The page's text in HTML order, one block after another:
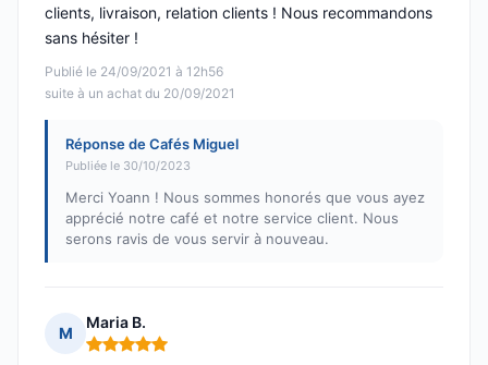
Publié le 24/09/2021 à 12h56
suite à un achat du 20/09/2021
clients, livraison, relation clients ! Nous recommandons
sans hésiter !
Réponse de Cafés Miguel
Publiée le 30/10/2023
Merci Yoann ! Nous sommes honorés que vous ayez
apprécié notre café et notre service client. Nous
serons ravis de vous servir à nouveau.
M
Maria B.
Note : 5 sur 5